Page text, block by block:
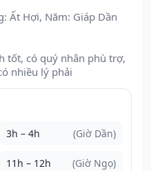
Ất Hợi, Năm: Giáp Dần
tốt, có quý nhân phù trợ,
nhiều lý phải
3h – 4h (Giờ Dần)
11h – 12h (Giờ Ngọ)